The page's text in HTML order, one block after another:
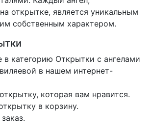
открытке, является уникальным
собственным характером.
в категорию Открытки с ангелами
в нашем интернет-
которая вам нравится.
в корзину.